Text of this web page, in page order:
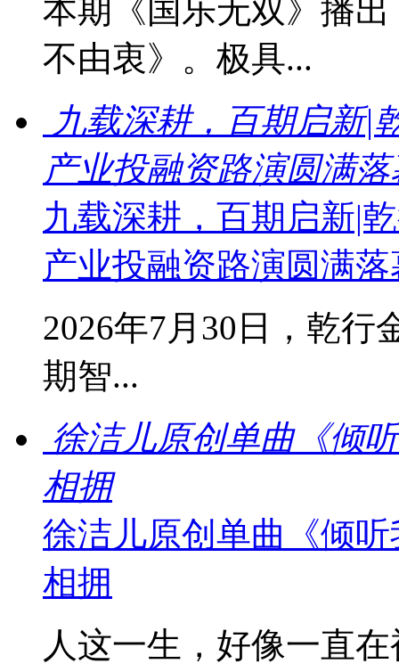
本期《国乐无双》播
不由衷》。极具...
九载深耕，百期启新|
产业投融资路演圆满落
九载深耕，百期启新|
产业投融资路演圆满落
2026年7月30日，乾行
期智...
徐洁儿原创单曲《倾
相拥
徐洁儿原创单曲《倾
相拥
人这一生，好像一直